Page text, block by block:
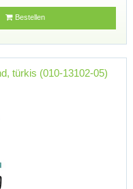
Bestellen
türkis (010-13102-05)